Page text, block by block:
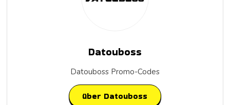
Datouboss
Datouboss Promo-Codes
über Datouboss